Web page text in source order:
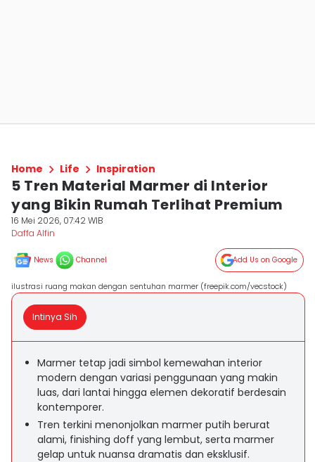
Home Life Inspiration
5 Tren Material Marmer di Interior
yang Bikin Rumah Terlihat Premium
16 Mei 2026, 07:42 WIB
Daffa Alfin
News Channel Add Us on Google
ilustrasi ruang makan dengan sentuhan marmer (freepik.com/vecstock)
Intinya Sih
Marmer tetap jadi simbol kemewahan interior
modern dengan variasi penggunaan yang makin
luas, dari lantai hingga elemen dekoratif berdesain
kontemporer.
Tren terkini menonjolkan marmer putih berurat
alami, finishing doff yang lembut, serta marmer
gelap untuk nuansa dramatis dan eksklusif.